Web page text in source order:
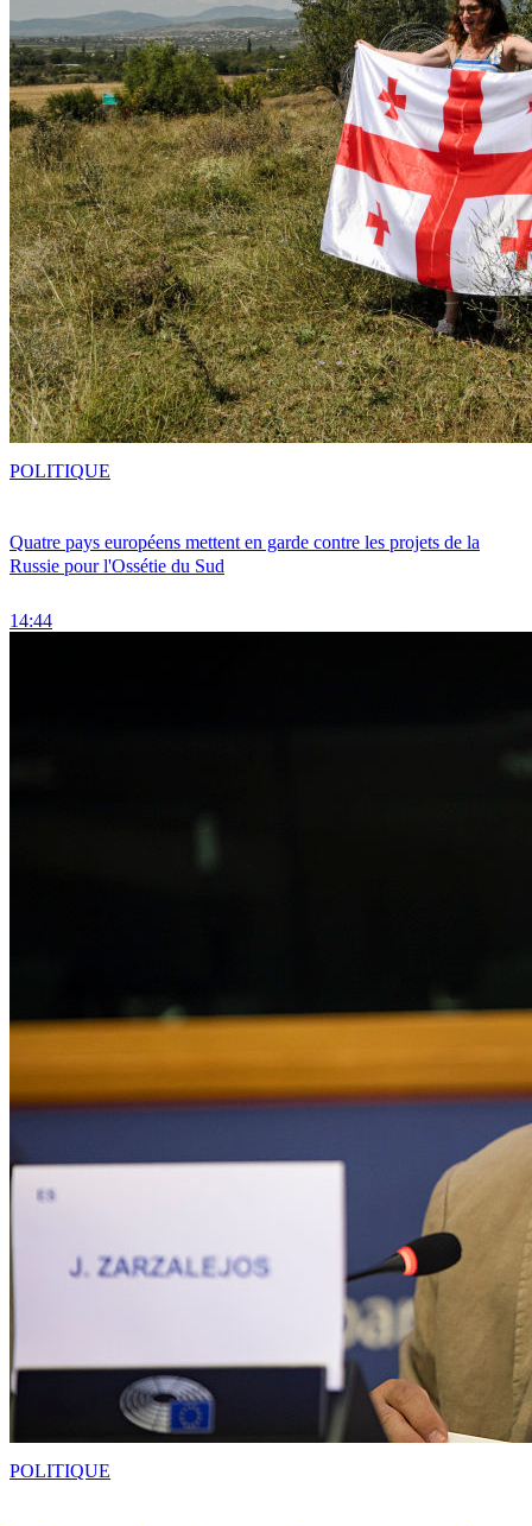
Quatre pays européens mettent en garde contre les projets de la
Russie pour l'Ossétie du Sud
14:44
POLITIQUE
POLITIQUE